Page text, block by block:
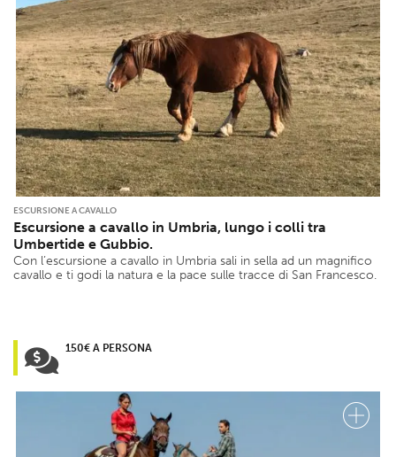
ESCURSIONE A CAVALLO
Escursione a cavallo in Umbria, lungo i colli tra
Umbertide e Gubbio.
Con l’escursione a cavallo in Umbria sali in sella ad un magnifico
cavallo e ti godi la natura e la pace sulle tracce di San Francesco.
150€ A PERSONA